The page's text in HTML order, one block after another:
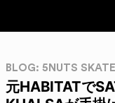
BLOG: 5NUTS
元HABITATで